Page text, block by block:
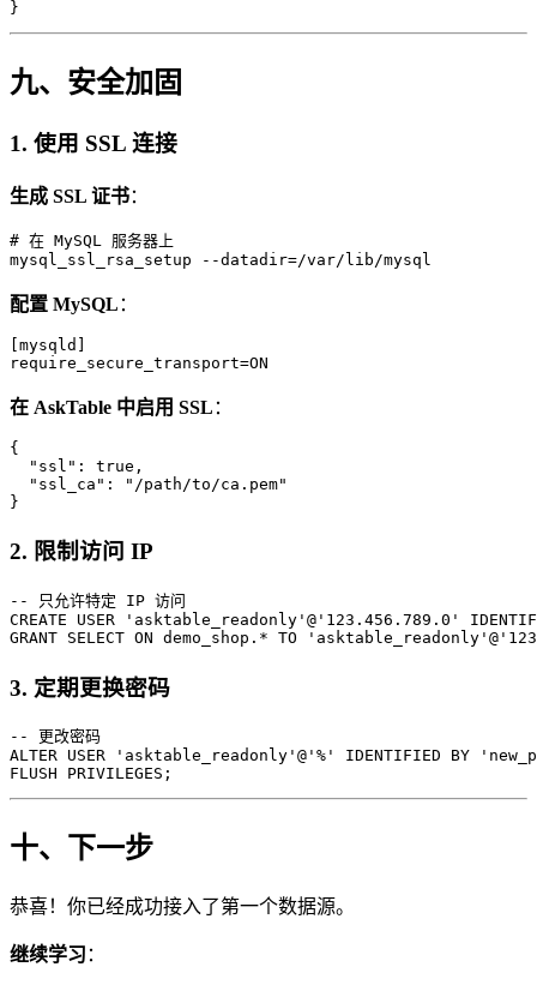
九、安全加固
1. 使用 SSL 连接
生成 SSL 证书：
# 在 MySQL 服务器上
配置 MySQL ：
[mysqld]
在 AskTable 中启用 SSL ：
{
  "ssl": true,
  "ssl_ca": "/path/to/ca.pem"
2. 限制访问 IP
-- 只允许特定 IP 访问
CREATE USER 'asktable_readonly'@'123.456.789.0'
3. 定期更换密码
-- 更改密码
ALTER USER 'asktable_readonly'@'%' IDENTIFIED BY
十、下一步
恭喜！你已经成功接入了第一个数据源。
继续学习 ：